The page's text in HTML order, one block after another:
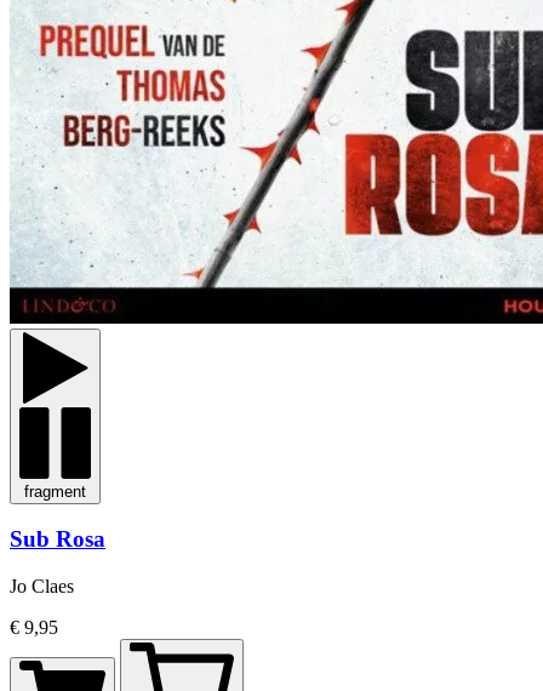
fragment
Sub Rosa
Jo Claes
€ 9,95